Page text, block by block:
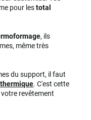
pour lestotal
, ils
même très
du support, il faut
. C'est cette
revêtement